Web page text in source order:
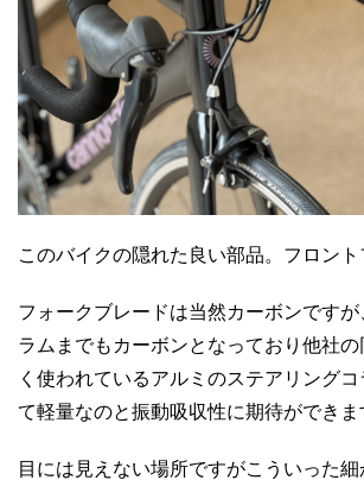
このバイクの隠れた良い部品。フロント
フォークブレードは当然カーボンですが
ラムまでもカーボンとなっており他社の
く使われているアルミのステアリング
て軽量なのと振動吸収性に期待ができま
目には見えない場所ですがこういった細